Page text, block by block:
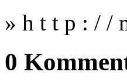
» h t t p : / /
0